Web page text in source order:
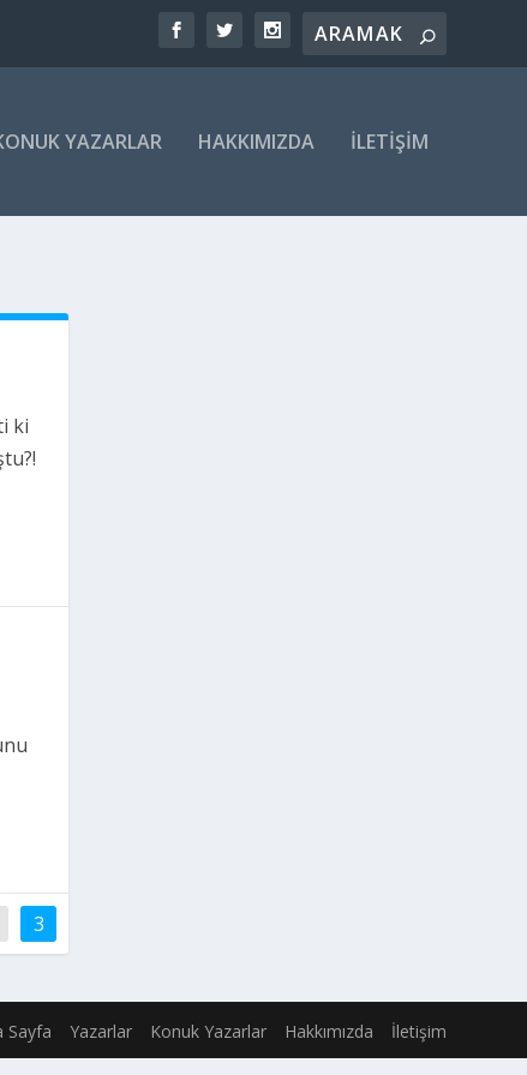
YAZARLAR HAKKIMIZDA İLETIŞIM
ki
3
Sayfa Yazarlar Konuk Yazarlar Hakkımızda İletişim